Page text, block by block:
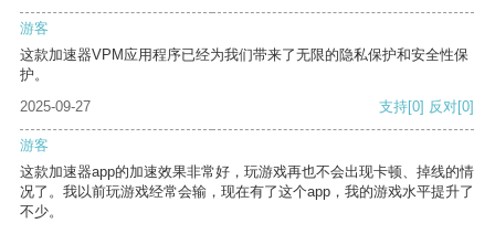
游客
这款加速器VPM应用程序已经为我们带来了无限的隐私保护和安全性保
护。
2025-09-27
支持[0] 反对[0]
游客
这款加速器app的加速效果非常好，玩游戏再也不会出现卡顿、掉线的情
况了。我以前玩游戏经常会输，现在有了这个app，我的游戏水平提升了
不少。